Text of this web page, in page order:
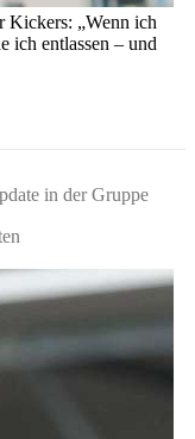
Kickers: „Wenn ich
ich entlassen – und
in der Gruppe